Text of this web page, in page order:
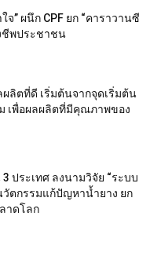
” ผนึก CPF ยก “คาราวานซี
ชีพประชาชน
ลิตที่ดี เริ่มต้นจากจุดเริ่มต้น
เพื่อผลผลิตที่มีคุณภาพของ
ประเทศ ลงนามวิจัย “ระบบ
วัตกรรมแก้ปัญหาน้ำยาง ยก
าดโลก